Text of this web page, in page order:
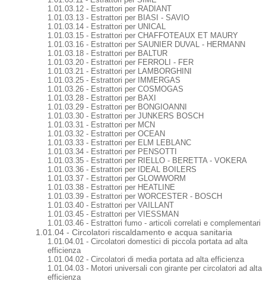
1.01.03.12 - Estrattori per RADIANT
1.01.03.13 - Estrattori per BIASI - SAVIO
1.01.03.14 - Estrattori per UNICAL
1.01.03.15 - Estrattori per CHAFFOTEAUX ET MAURY
1.01.03.16 - Estrattori per SAUNIER DUVAL - HERMANN
1.01.03.18 - Estrattori per BALTUR
1.01.03.20 - Estrattori per FERROLI - FER
1.01.03.21 - Estrattori per LAMBORGHINI
1.01.03.25 - Estrattori per IMMERGAS
1.01.03.26 - Estrattori per COSMOGAS
1.01.03.28 - Estrattori per BAXI
1.01.03.29 - Estrattori per BONGIOANNI
1.01.03.30 - Estrattori per JUNKERS BOSCH
1.01.03.31 - Estrattori per MCN
1.01.03.32 - Estrattori per OCEAN
1.01.03.33 - Estrattori per ELM LEBLANC
1.01.03.34 - Estrattori per PENSOTTI
1.01.03.35 - Estrattori per RIELLO - BERETTA - VOKERA
1.01.03.36 - Estrattori per IDEAL BOILERS
1.01.03.37 - Estrattori per GLOWWORM
1.01.03.38 - Estrattori per HEATLINE
1.01.03.39 - Estrattori per WORCESTER - BOSCH
1.01.03.40 - Estrattori per VAILLANT
1.01.03.45 - Estrattori per VIESSMAN
1.01.03.46 - Estrattori fumo - articoli correlati e complementari
1.01.04 - Circolatori riscaldamento e acqua sanitaria
1.01.04.01 - Circolatori domestici di piccola portata ad alta
efficienza
1.01.04.02 - Circolatori di media portata ad alta efficienza
1.01.04.03 - Motori universali con girante per circolatori ad alta
efficienza